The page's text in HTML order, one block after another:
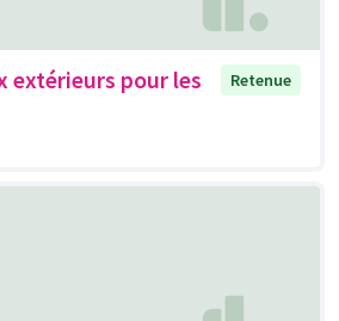
extérieurs pour les
Retenue